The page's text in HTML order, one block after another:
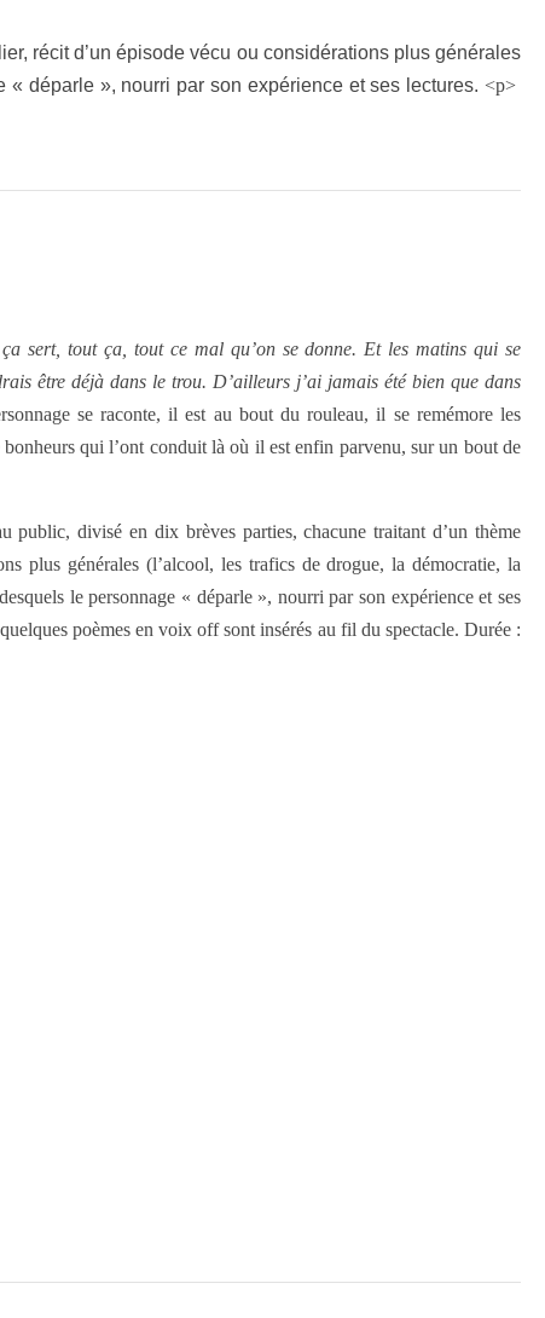
récit d’un épisode vécu ou considérations plus générales
déparle », nourri par son expérience et ses lectures. <p>
sert, tout ça, tout ce mal qu’on se donne. Et les matins qui se
être déjà dans le trou. D’ailleurs j’ai jamais été bien que dans
se raconte, il est au bout du rouleau, il se remémore les
qui l’ont conduit là où il est enfin parvenu, sur un bout de
public, divisé en dix brèves parties, chacune traitant d’un thème
plus générales (l’alcool, les trafics de drogue, la démocratie, la
le personnage « déparle », nourri par son expérience et ses
poèmes en voix off sont insérés au fil du spectacle. Durée :